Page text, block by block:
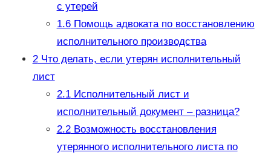
с утерей
1.6Помощь адвоката по восстановлению
исполнительного производства
2Что делать, если утерян исполнительный
лист
2.1Исполнительный лист и
исполнительный документ – разница?
2.2Возможность восстановления
утерянного исполнительного листа по